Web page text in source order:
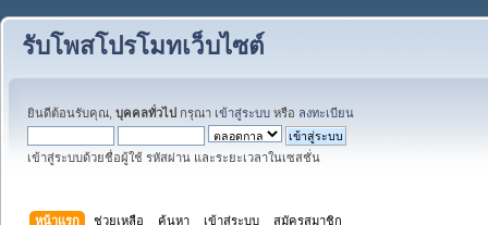
รับโพสโปรโมทเว็บไซต์
ยินดีต้อนรับคุณ, บุคคลทั่วไป กรุณา เข้าสู่ระบบ หรือ ลงทะเบียน
เข้าสู่ระบบด้วยชื่อผู้ใช้ รหัสผ่าน และระยะเวลาในเซสชั่น
หน้าแรก ช่วยเหลือ ค้นหา เข้าสู่ระบบ สมัครสมาชิก